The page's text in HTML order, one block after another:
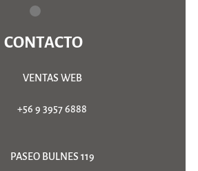
CONTACTO
VENTAS WEB
+56 9 3957 6888
PASEO BULNES 119